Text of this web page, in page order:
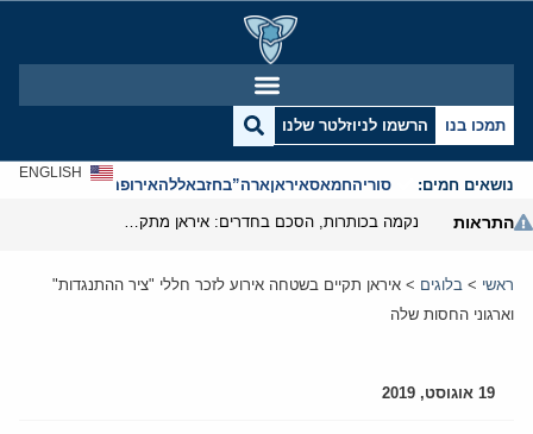
תמכו בנו הרשמו לניוזלטר שלנו
נושאים חמים: סוריהחמאסאיראןארה”בחזבאללהאירופהאנטישמיות
ENGLISH
התראות
ראשי > בלוגים > איראן תקיים בשטחה אירוע לזכר חללי "ציר ההתנגדות"
וארגוני החסות שלה
19 אוגוסט, 2019